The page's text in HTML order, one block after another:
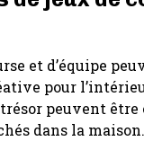
et d’équipe
pour
peuvent être
dans la